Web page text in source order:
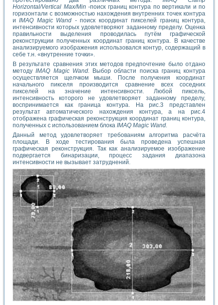
Horizontal/Vertical Max/Min -поиск границ контура по вертикали и по
горизонтали с возможностью нахождения внутренних точек контура
иIMAQ Magic Wand -поиск координат пикселей границ контура,
интенсивности которых удовлетворяют заданному пределу. Оценка
правильности выделения проводилась путём графической
реконструкции полученных координат границ контура. В качестве
анализируемого изображения использовался контур, содержащий в
себе т.н. «внутренние точки».
В результате сравнения этих методов предпочтение было отдано
методуIMAQ Magic Wand. Выбор области поиска границ контура
осуществляется щелчком мыши. После получения координат
начального пикселя производится сравнение всех соседних
пикселей на значение интенсивности. Любой пиксель,
интенсивность которого не удовлетворяет заданному пределу,
воспринимается как граница контура. На рис.3 представлен
результат автоматического нахождения контура, а на рис.4
отображена графическая реконструкция координат границ контура,
полученных с использованием блока IMAQ Magic Wand.
Данный метод удовлетворяет требованиям алгоритма расчёта
площади. В ходе тестирования была проведена успешная
графическая реконструкция. Так как анализируемое изображение
подвергается бинаризации, процесс задания диапазона
интенсивности не вызывает затруднений.